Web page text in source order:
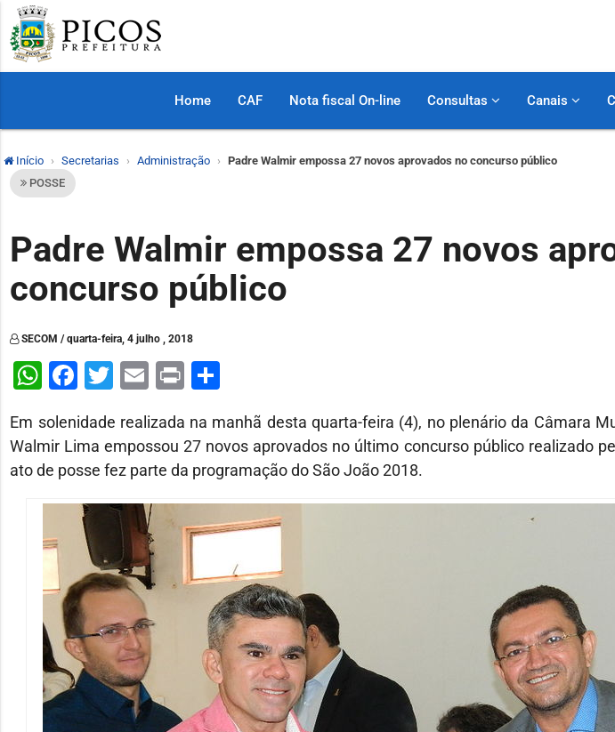
Home CAF Nota fiscal On-line Consultas Canais
Início Secretarias Administração
Padre Walmir empossa 27 novos aprovados no concurso público
POSSE
Padre Walmir empossa 27 novos
concurso público
SECOM / quarta-feira, 4 julho , 2018
WhatsApp
Facebook
Twitter
Email
Print
Em solenidade realizada na manhã desta quarta-feira (4), no plenário da Câmara
Walmir Lima empossou 27 novos aprovados no último concurso público realizado
ato de posse fez parte da programação do São João 2018.